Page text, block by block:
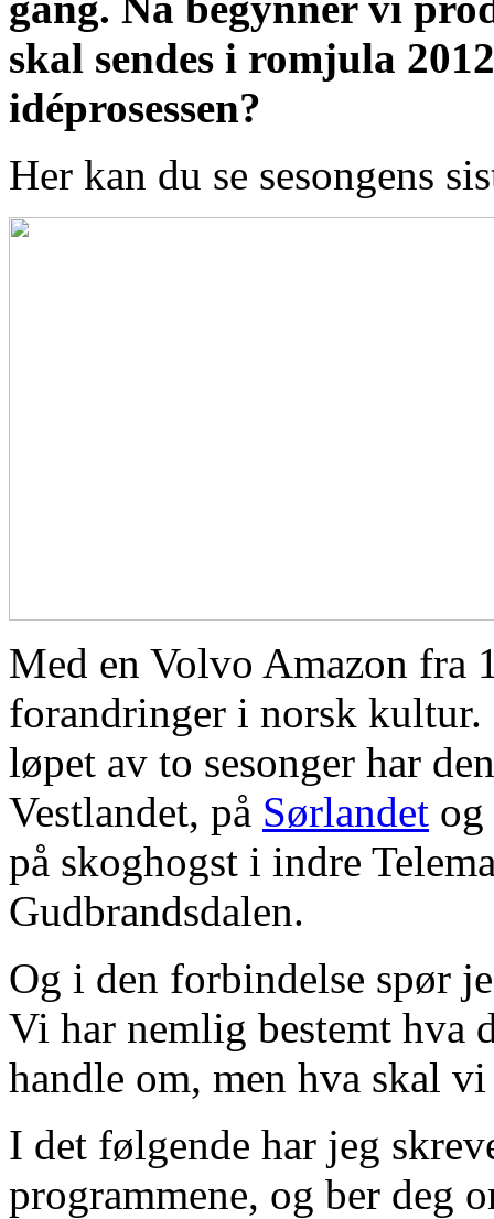
skal sendes i romjula
idéprosessen?
Her kan du se sesongens
Med en Volvo Amazon fra
forandringer i norsk
løpet av to sesonger har
Vestlandet, på Sørlandet og
på skoghogst i indre
Gudbrandsdalen.
Og i den forbindelse spør
Vi har nemlig bestemt hva
handle om, men hva skal
I det følgende har jeg
programmene, og ber deg